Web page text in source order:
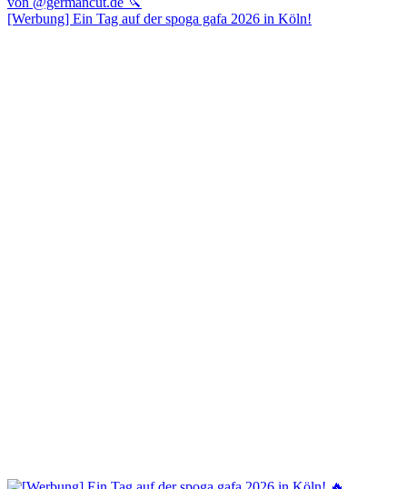
[Werbung] Ein Tag auf der spoga gafa 2026 in Köln!